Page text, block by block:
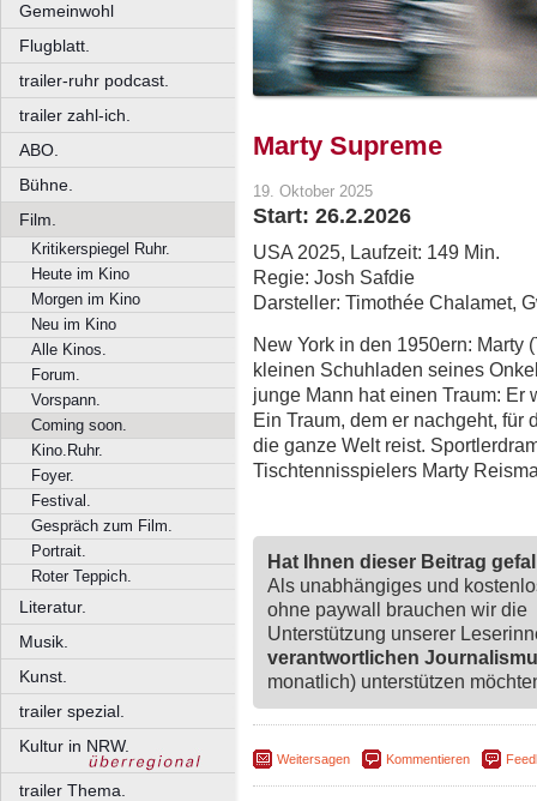
Gemeinwohl
Flugblatt.
trailer-ruhr podcast.
trailer zahl-ich.
ABO.
Bühne.
Film.
Kritikerspiegel Ruhr.
Heute im Kino
Morgen im Kino
Neu im Kino
Alle Kinos.
Forum.
Vorspann.
Coming soon.
Kino.Ruhr.
Foyer.
Festival.
Gespräch zum Film.
Portrait.
Roter Teppich.
Literatur.
Musik.
Kunst.
trailer spezial.
Kultur in NRW.
trailer Thema.
Marty Supreme
19. Oktober 2025
Start: 26.2.2026
USA 2025, Laufzeit: 149 Min.
Regie: Josh Safdie
Darsteller: Timothée Chalamet,
New York in den 1950ern: Marty
kleinen Schuhladen seines
junge Mann hat einen Traum:
Ein Traum, dem er nachgeht, für
die ganze Welt reist.
Tischtennisspielers Marty
Hat Ihnen dieser Beitrag
Als unabhängiges und
ohne paywall brauchen wir die
Unterstützung unserer
verantwortlichen
monatlich) unterstützen
Weitersagen Kommentieren